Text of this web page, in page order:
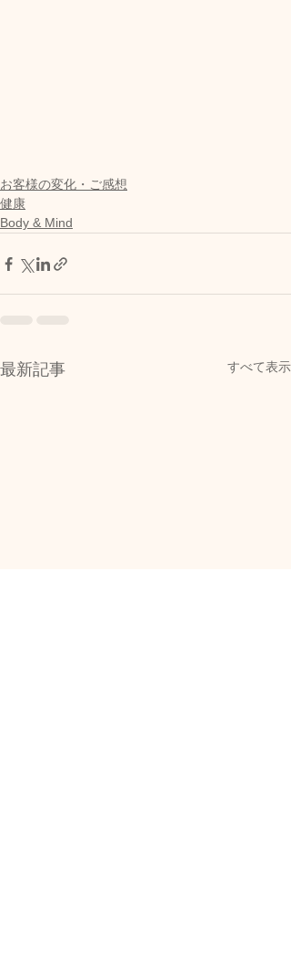
お客様の変化・ご感想
健康
Body & Mind
最新記事 すべて表示